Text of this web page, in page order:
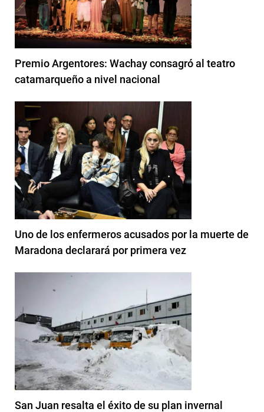
Premio Argentores: Wachay consagró al teatro
catamarqueño a nivel nacional
Uno de los enfermeros acusados por la muerte de
Maradona declarará por primera vez
San Juan resalta el éxito de su plan invernal